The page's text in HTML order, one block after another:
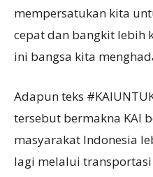
mempersatukan kita
cepat dan bangkit lebih
ini bangsa kita
Adapun teks
tersebut bermakna KAI
masyarakat Indonesia
lagi melalui